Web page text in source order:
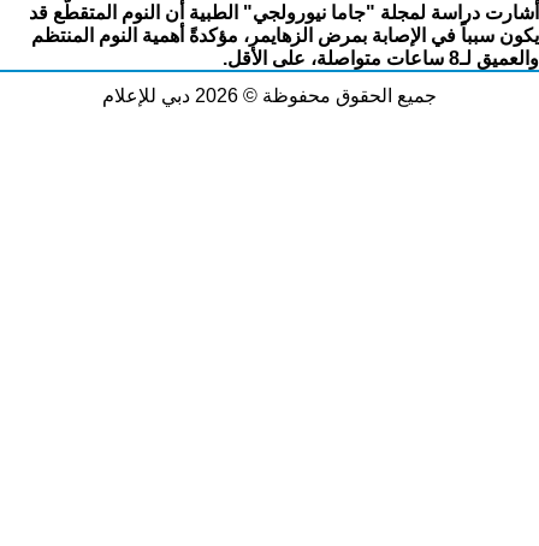
أشارت دراسة لمجلة "جاما نيورولجي" الطبية أن النوم المتقطّع قد
يكون سبباً في الإصابة بمرض الزهايمر، مؤكدةً أهمية النوم المنتظم
والعميق لـ8 ساعات متواصلة، على الأقل.
جميع الحقوق محفوظة © 2026 دبي للإعلام